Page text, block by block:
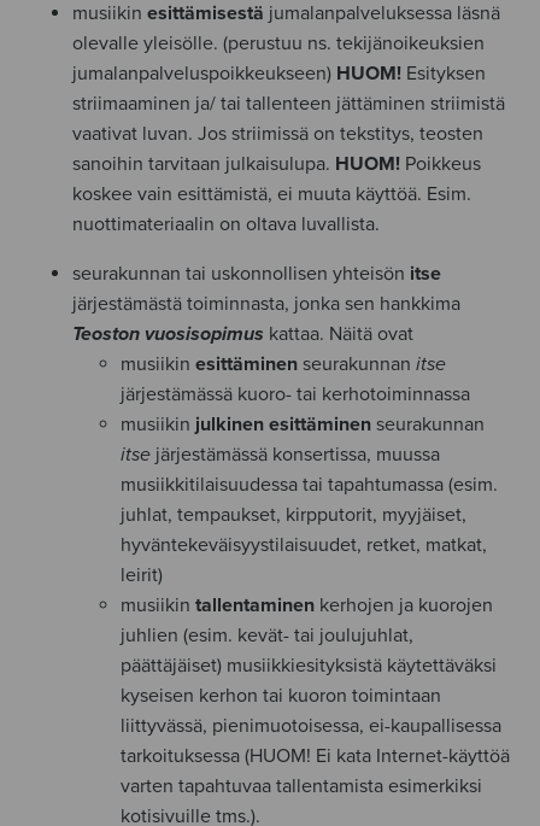
musiikin esittämisestä jumalanpalveluksessa läsnä
olevalle yleisölle. (perustuu ns. tekijänoikeuksien
jumalanpalveluspoikkeukseen) HUOM! Esityksen
striimaaminen ja/ tai tallenteen jättäminen striimistä
vaativat luvan. Jos striimissä on tekstitys, teosten
sanoihin tarvitaan julkaisulupa. HUOM! Poikkeus
koskee vain esittämistä, ei muuta käyttöä. Esim.
nuottimateriaalin on oltava luvallista.
seurakunnan tai uskonnollisen yhteisön itse
järjestämästä toiminnasta, jonka sen hankkima
Teoston vuosisopimus kattaa. Näitä ovat
musiikin esittäminen seurakunnan itse
järjestämässä kuoro- tai kerhotoiminnassa
musiikin julkinen esittäminen seurakunnan
itse järjestämässä konsertissa, muussa
musiikkitilaisuudessa tai tapahtumassa (esim.
juhlat, tempaukset, kirpputorit, myyjäiset,
hyväntekeväisyystilaisuudet, retket, matkat,
leirit)
musiikin tallentaminen kerhojen ja kuorojen
juhlien (esim. kevät- tai joulujuhlat,
päättäjäiset) musiikkiesityksistä käytettäväksi
kyseisen kerhon tai kuoron toimintaan
liittyvässä, pienimuotoisessa, ei-kaupallisessa
tarkoituksessa (HUOM! Ei kata Internet-käyttöä
varten tapahtuvaa tallentamista esimerkiksi
kotisivuille tms.).